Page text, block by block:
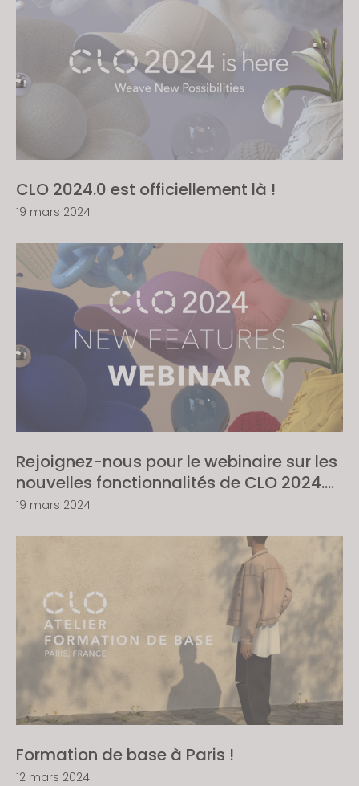
CLO 2024.0 est officiellement là !
19 mars 2024
Rejoignez-nous pour le webinaire sur les
nouvelles fonctionnalités de CLO 2024.0
!
19 mars 2024
Formation de base à Paris !
12 mars 2024